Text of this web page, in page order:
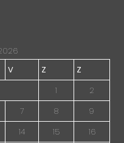
V Z
Z
1
2
7 8
9
14 15
16